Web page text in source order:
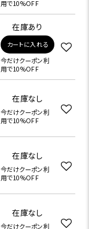
用で10%OFF
在庫あり
カートに入れる
今だけクーポン利
用で10%OFF
在庫なし
今だけクーポン利
用で10%OFF
在庫なし
今だけクーポン利
用で10%OFF
在庫なし
今だけクーポン利